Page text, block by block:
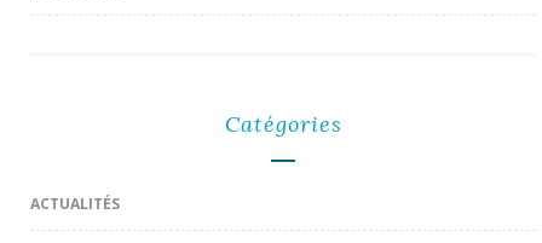
Catégories
ACTUALITÉS